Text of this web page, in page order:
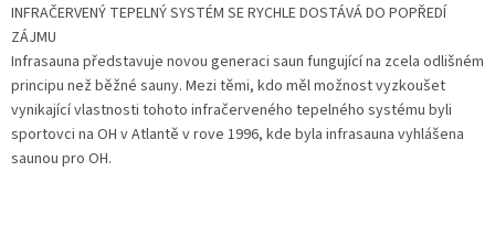
INFRAČERVENÝ TEPELNÝ SYSTÉM SE RYCHLE DOSTÁVÁ DO POPŘEDÍ
ZÁJMU
Infrasauna představuje novou generaci saun fungující na zcela odlišném
principu než běžné sauny. Mezi těmi, kdo měl možnost vyzkoušet
vynikající vlastnosti tohoto infračerveného tepelného systému byli
sportovci na OH v Atlantě v rove 1996, kde byla infrasauna vyhlášena
saunou pro OH.